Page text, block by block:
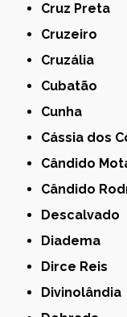
Cruz Preta
Cruzeiro
Cruzália
Cubatão
Cunha
Cássia dos
Cândido
Cândido
Descalvado
Diadema
Dirce Reis
Divinolândia